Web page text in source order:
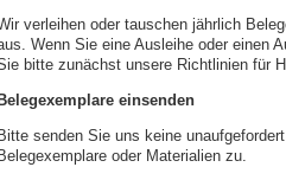
verleihen oder tauschen jährlich
Wenn Sie eine Ausleihe oder einen
bitte zunächst unsere Richtlinien für
Belegexemplare einsenden
Bitte senden Sie uns keine
Belegexemplare oder Materialien zu.